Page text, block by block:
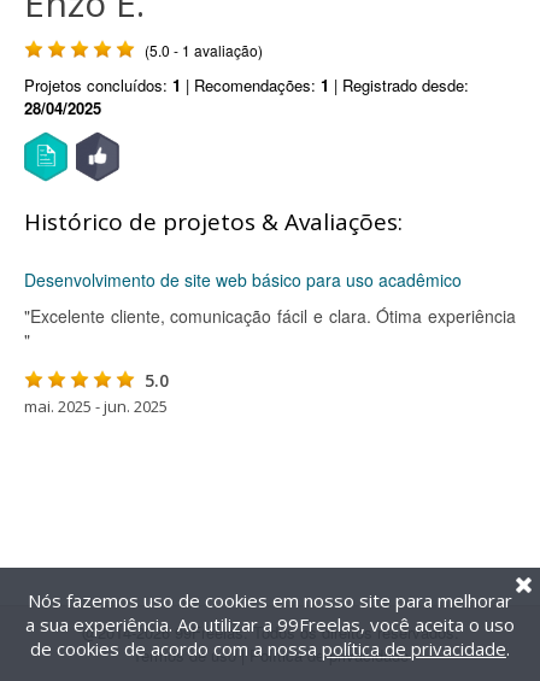
(5.0 - 1 avaliação)
Projetos concluídos: 1 | Recomendações: 1 | Registrado desde:
28/04/2025
Histórico de projetos & Avaliações:
Desenvolvimento de site web básico para uso acadêmico
"Excelente cliente, comunicação fácil e clara. Ótima experiência
"
5.0
mai. 2025 - jun. 2025
@2014-2026 99Freelas. Todos os direitos reservados.
Termos de uso| Política de privacidade
Nós fazemos uso de cookies em nosso site para melhorar
a sua experiência. Ao utilizar a 99Freelas, você aceita o uso
de cookies de acordo com a nossa política de privacidade.